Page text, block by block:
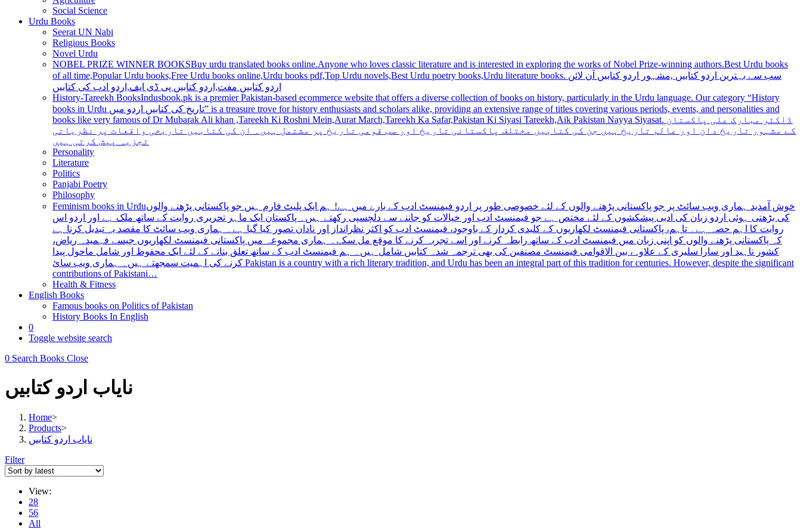
Social Science
Urdu Books
Seerat UN Nabi
Religious Books
Novel Urdu
NOBEL PRIZE WINNER BOOKSBuy urdu translated books online.Anyone who loves classic literature and is interested in exploring the works of Nobel Prize-winning authors.Best Urdu books
of all time,Popular Urdu books,Free Urdu books online,Urdu books pdf,Top Urdu novels,Best Urdu poetry books,Urdu literature books. سب سے بہترین اردو کتابیں ,مشہور اردو کتابیں آن لائن
اردو کتابیں مفت,اردو کتابیں پی ڈی ایف,اردو ادب کی کتابیں
History-Tareekh BooksIndusbook.pk is a premier Pakistan-based ecommerce website that offers a diverse collection of books on history, particularly in the Urdu language. Our category “History
books in Urdu تاریخ کی کتابیں اردو میں” is a treasure trove for history enthusiasts and scholars alike, providing an extensive range of titles covering various periods, events, and personalities and
books like very famous of Dr Mubarak Ali khan ,Tareekh Ki Roshni Mein,Aurat March,Tareekh Ka Safar,Pakistan Ki Siyasi Tareekh,Aik Pakistan Nayya Siyasat. ڈاکٹر مبارک علی پاکستان
کے مشہور تاریخ دان اور عالم تاریخ ہیں جن کی کتابیں مختلف پاکستانی تاریخ اور سب قومی تاریخ پر مشتمل ہیں۔ ان کی کتابیں تاریخی واقعات پر نظریاتی
تجزیہ پیش کرتی ہیں
Personality
Literature
Politics
Panjabi Poetry
Philosophy
Feminism books in Urduخوش آمدید ہماری ویب سائٹ پر جو پاکستانی پڑھنے والوں کے لئے خصوصی طور پر اردو فیمنسٹ ادب کے بارے میں ہے! ہم ایک پلیٹ فارم ہیں جو پاکستانی پڑھنے والوں
کی بڑھتی ہوئی اردو زبان کی ادبی پیشکشوں کے لئے مختص ہے جو فیمنسٹ ادب اور خیالات کو جاننے سے دلچسپی رکھتے ہیں۔ پاکستان ایک ماہر تحریری روایت کے ساتھ ملک ہے اور اردو اس
روایت کا اہم حصہ ہے۔ تاہم، پاکستانی فیمنسٹ لکھاریوں کے کلیدی کردار کے باوجود، فیمنسٹ ادب کو اکثر نظرانداز اور نادان تصور کیا گیا ہے۔ ہماری ویب سائٹ کا مقصد یہ تبدیل کرنا ہے
کہ پاکستانی پڑھنے والوں کو اپنی زبان میں فیمنسٹ ادب کے ساتھ رابطہ کرنے اور اسے تجربہ کرنے کا موقع مل سکے۔ ہماری مجموعہ میں پاکستانی فیمنسٹ لکھاریوں جیسے فہمیدہ ریاض،
کشور ناہید اور سارا سلیری کے علاوہ، بین الاقوامی فیمنسٹ مصنفین کی بھی ترجمہ شدہ کتابیں شامل ہیں۔ ہم فیمنسٹ ادب کے ساتھ تعلق بنانے کے لئے ایک محفوظ اور شامل ماحول پیدا
کرنے کی اہمیت سمجھتے ہیں۔ ہماری ویب سائ Pakistan is a country with a rich literary tradition, and Urdu has been an integral part of this tradition for centuries. However, despite the significant
contributions of Pakistani…
Health & Fitness
English Books
Famous books on Politics of Pakistan
History Books In English
0
Toggle website search
0 Search Books Close
نایاب اردو کتابیں
Home>
Products>
نایاب اردو کتابیں
Filter
View:
28
56
All